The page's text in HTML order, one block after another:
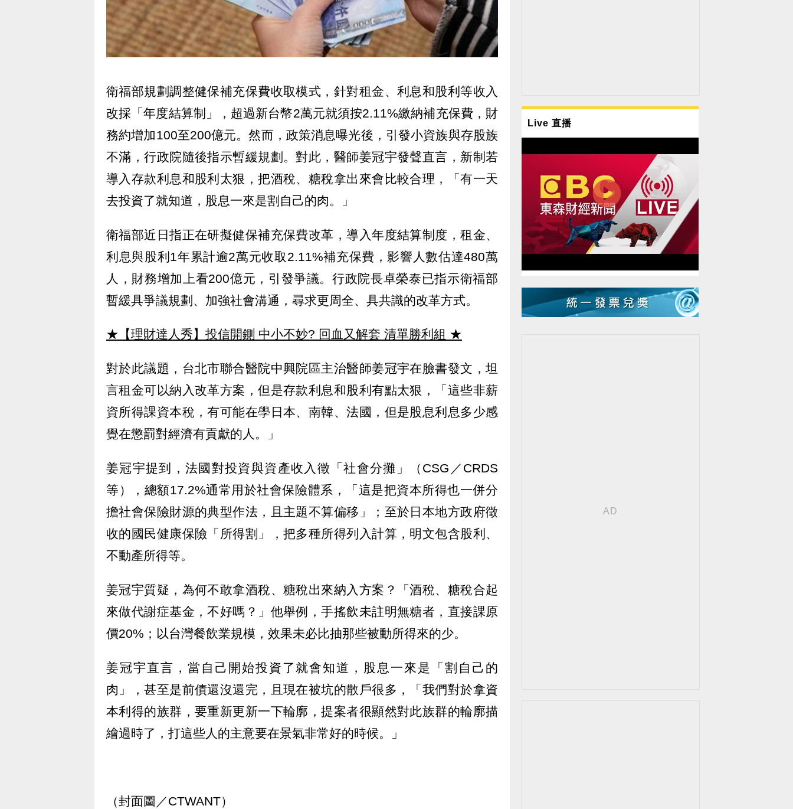
衛福部規劃調整健保補充保費收取模式，針對租金、利息和股利等收入
改採「年度結算制」，超過新台幣2萬元就須按2.11%繳納補充保費，財
務約增加100至200億元。然而，政策消息曝光後，引發小資族與存股族
不滿，行政院隨後指示暫緩規劃。對此，醫師姜冠宇發聲直言，新制若
導入存款利息和股利太狠，把酒稅、糖稅拿出來會比較合理，「有一天
去投資了就知道，股息一來是割自己的肉。」
衛福部近日指正在研擬健保補充保費改革，導入年度結算制度，租金、
利息與股利1年累計逾2萬元收取2.11%補充保費，影響人數估達480萬
人，財務增加上看200億元，引發爭議。行政院長卓榮泰已指示衛福部
暫緩具爭議規劃、加強社會溝通，尋求更周全、具共識的改革方式。
★【理財達人秀】投信開鍘 中小不妙? 回血又解套 清單勝利組 ★
對於此議題，台北市聯合醫院中興院區主治醫師姜冠宇在臉書發文，坦
言租金可以納入改革方案，但是存款利息和股利有點太狠，「這些非薪
資所得課資本稅，有可能在學日本、南韓、法國，但是股息利息多少感
覺在懲罰對經濟有貢獻的人。」
姜冠宇提到，法國對投資與資產收入徵「社會分攤」（CSG／CRDS
等），總額17.2%通常用於社會保險體系，「這是把資本所得也一併分
擔社會保險財源的典型作法，且主題不算偏移」；至於日本地方政府徵
收的國民健康保險「所得割」，把多種所得列入計算，明文包含股利、
不動產所得等。
姜冠宇質疑，為何不敢拿酒稅、糖稅出來納入方案？「酒稅、糖稅合起
來做代謝症基金，不好嗎？」他舉例，手搖飲未註明無糖者，直接課原
價20%；以台灣餐飲業規模，效果未必比抽那些被動所得來的少。
姜冠宇直言，當自己開始投資了就會知道，股息一來是「割自己的
肉」，甚至是前債還沒還完，且現在被坑的散戶很多，「我們對於拿資
本利得的族群，要重新更新一下輪廓，提案者很顯然對此族群的輪廓描
繪過時了，打這些人的主意要在景氣非常好的時候。」
（封面圖／CTWANT）
Live 直播